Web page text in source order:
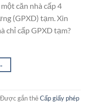
căn nhà cấp 4
(GPXD) tạm. Xin
chỉ cấp GPXD tạm?
Được gắn thẻCấp giấy phép